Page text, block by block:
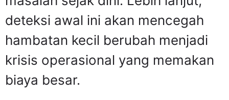
deteksi awal ini akan mencegah
hambatan kecil berubah menjadi
krisis operasional yang memakan
biaya besar.